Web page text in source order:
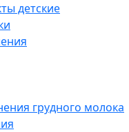
детские
грудного молока